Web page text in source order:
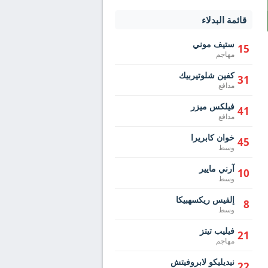
قائمة البدلاء
15 ستيف موني
مهاجم
31 كفين شلوتيربيك
مدافع
41 فيلكس ميزر
مدافع
45 خوان كابريرا
وسط
10 آرني مايير
وسط
8 إلفيس ريكسهبيكا
وسط
21 فيليب تيتز
مهاجم
نيديليكو لابروفيتش